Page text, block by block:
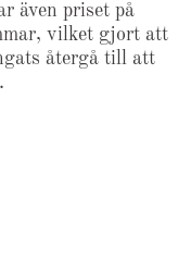
även priset på
vilket gjort att
återgå till att